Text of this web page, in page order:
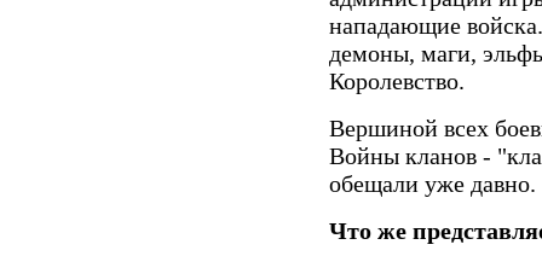
нападающие
демоны, маги,
Королевство.
Вершиной всех
Войны кланов -
обещали уже
Что же